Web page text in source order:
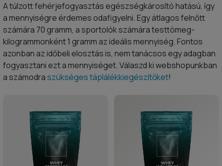
A túlzott fehérjefogyasztás egészségkárosító hatású, így
a mennyiségre érdemes odafigyelni. Egy átlagos felnőtt
számára 70 gramm, a sportolók számára testtömeg-
kilogrammonként 1 gramm az ideális mennyiség. Fontos
azonban az időbeli elosztás is, nem tanácsos egy adagban
fogyasztani ezt a mennyiséget. Válaszd ki webshopunkban
a számodraszükséges táplálékkiegészítőket!